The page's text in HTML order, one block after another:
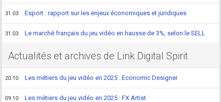
31.03 Esport : rapport sur les enjeux économiques et juridiques
31.03 Le marché français du jeu vidéo en hausse de 3%, selon le SELL
Actualités et archives de Link Digital Spirit
20.10 Les métiers du jeu vidéo en 2025 : Economic Designer
09.10 Les métiers du jeu vidéo en 2025 : FX Artist